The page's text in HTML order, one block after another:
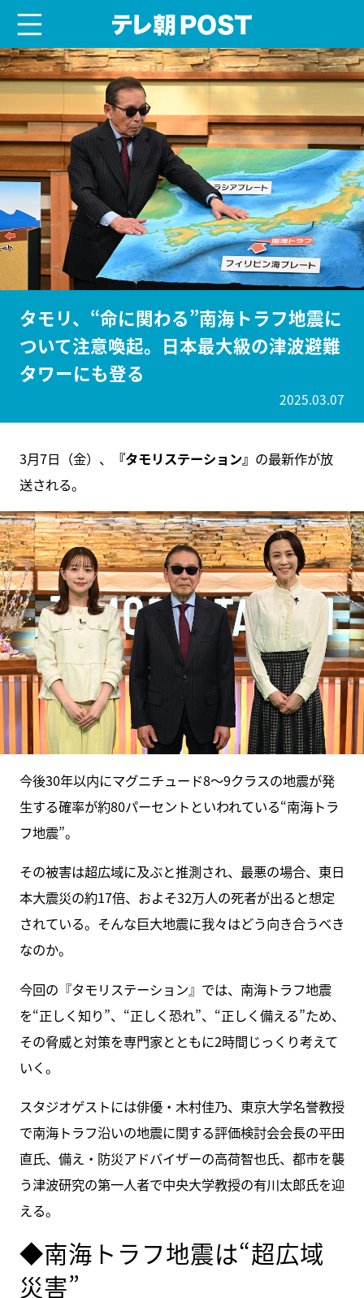
タモリ、“命に関わる”南海トラフ地震に
ついて注意喚起。日本最大級の津波避難
タワーにも登る
2025.03.07
3月7日（金）、 『タモリステーション』 の最新作が放
送される。
今後30年以内にマグニチュード8〜9クラスの地震が発
生する確率が約80パーセントといわれている“南海トラ
フ地震”。
その被害は超広域に及ぶと推測され、最悪の場合、東日
本大震災の約17倍、およそ32万人の死者が出ると想定
されている。そんな巨大地震に我々はどう向き合うべき
なのか。
今回の『タモリステーション』では、南海トラフ地震
を“正しく知り”、“正しく恐れ”、“正しく備える”ため、
その脅威と対策を専門家とともに2時間じっくり考えて
いく。
スタジオゲストには俳優・木村佳乃、東京大学名誉教授
で南海トラフ沿いの地震に関する評価検討会会長の平田
直氏、備え・防災アドバイザーの高荷智也氏、都市を襲
う津波研究の第一人者で中央大学教授の有川太郎氏を迎
える。
◆南海トラフ地震は“超広域
災害”